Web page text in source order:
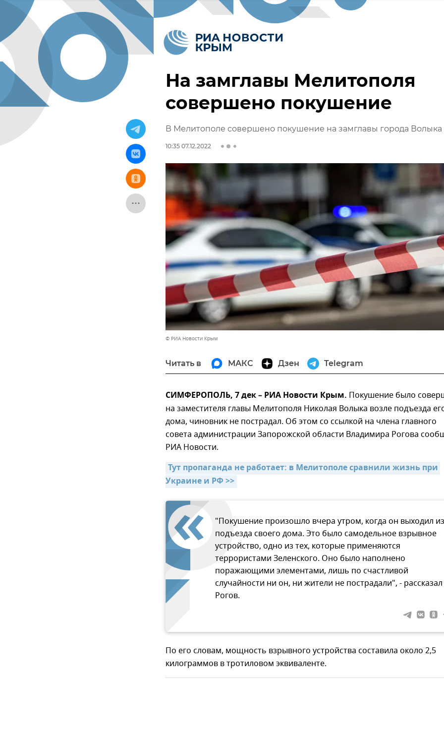
На замглавы Мелитополя
совершено покушение
В Мелитополе совершено покушение на замглавы города Волыка
10:35 07.12.2022
© РИА Новости Крым
Читать в МАКС Дзен Telegram
СИМФЕРОПОЛЬ, 7 дек – РИА Новости Крым. Покушение было
на заместителя главы Мелитополя Николая Волыка возле подъезда
дома, чиновник не пострадал. Об этом со ссылкой на члена главного
совета администрации Запорожской области Владимира Рогова
РИА Новости.
Тут пропаганда не работает: в Мелитополе сравнили жизнь при
Украине и РФ >>
"Покушение произошло вчера утром, когда он выходил из
подъезда своего дома. Это было самодельное взрывное
устройство, одно из тех, которые применяются
террористами Зеленского. Оно было наполнено
поражающими элементами, лишь по счастливой
случайности ни он, ни жители не пострадали", - рассказал
Рогов.
По его словам, мощность взрывного устройства составила около 2,5
килограммов в тротиловом эквиваленте.